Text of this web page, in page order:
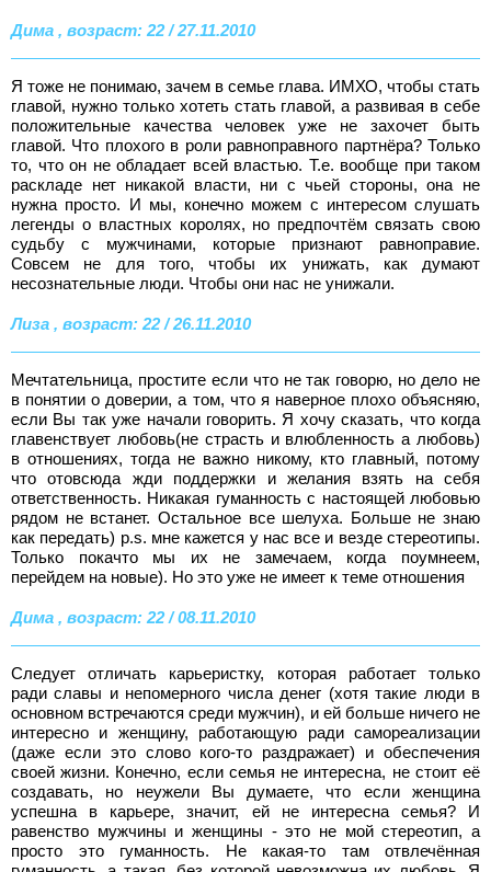
Дима , возраст: 22 / 27.11.2010
Я тоже не понимаю, зачем в семье глава. ИМХО, чтобы стать
главой, нужно только хотеть стать главой, а развивая в себе
положительные качества человек уже не захочет быть
главой. Что плохого в роли равноправного партнёра? Только
то, что он не обладает всей властью. Т.е. вообще при таком
раскладе нет никакой власти, ни с чьей стороны, она не
нужна просто. И мы, конечно можем с интересом слушать
легенды о властных королях, но предпочтём связать свою
судьбу с мужчинами, которые признают равноправие.
Совсем не для того, чтобы их унижать, как думают
несознательные люди. Чтобы они нас не унижали.
Лиза , возраст: 22 / 26.11.2010
Мечтательница, простите если что не так говорю, но дело не
в понятии о доверии, а том, что я наверное плохо объясняю,
если Вы так уже начали говорить. Я хочу сказать, что когда
главенствует любовь(не страсть и влюбленность а любовь)
в отношениях, тогда не важно никому, кто главный, потому
что отовсюда жди поддержки и желания взять на себя
ответственность. Никакая гуманность с настоящей любовью
рядом не встанет. Остальное все шелуха. Больше не знаю
как передать) p.s. мне кажется у нас все и везде стереотипы.
Только покачто мы их не замечаем, когда поумнеем,
перейдем на новые). Но это уже не имеет к теме отношения
Дима , возраст: 22 / 08.11.2010
Следует отличать карьеристку, которая работает только
ради славы и непомерного числа денег (хотя такие люди в
основном встречаются среди мужчин), и ей больше ничего не
интересно и женщину, работающую ради самореализации
(даже если это слово кого-то раздражает) и обеспечения
своей жизни. Конечно, если семья не интересна, не стоит её
создавать, но неужели Вы думаете, что если женщина
успешна в карьере, значит, ей не интересна семья? И
равенство мужчины и женщины - это не мой стереотип, а
просто это гуманность. Не какая-то там отвлечённая